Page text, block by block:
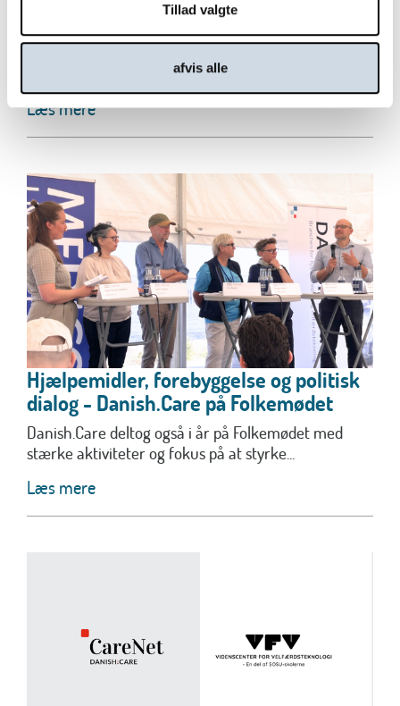
Tillad valgte
afvis alle
Velfærdsteknologi på dagsordenen:
Hovedpunkter fra åben høring i
Folketingets Ældreudvalg
Læs mere
Hjælpemidler, forebyggelse og politisk
dialog - Danish.Care på Folkemødet
Danish.Care deltog også i år på Folkemødet med
stærke aktiviteter og fokus på at styrke...
Læs mere